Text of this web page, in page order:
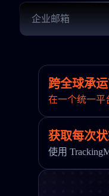
跨全球承
在一个统一平
获取每次
使用